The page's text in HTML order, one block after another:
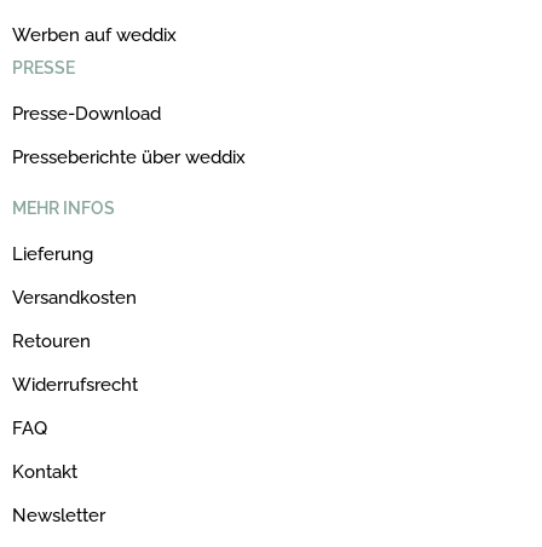
Werben auf weddix
PRESSE
Presse-Download
Presseberichte über weddix
MEHR INFOS
Lieferung
Versandkosten
Retouren
Widerrufsrecht
FAQ
Kontakt
Newsletter